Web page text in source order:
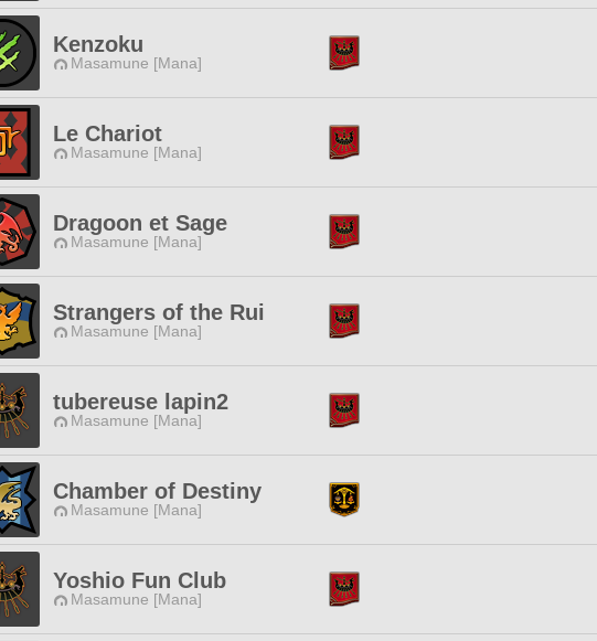
Kenzoku
Masamune [Mana]
Le Chariot
Masamune [Mana]
Dragoon et Sage
Masamune [Mana]
Strangers of the Rui
Masamune [Mana]
tubereuse lapin2
Masamune [Mana]
Chamber of Destiny
Masamune [Mana]
Yoshio Fun Club
Masamune [Mana]